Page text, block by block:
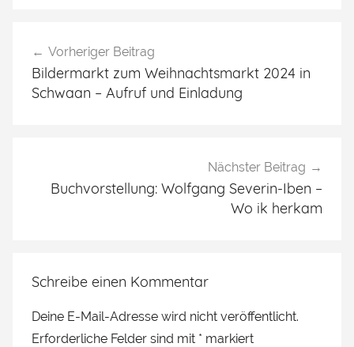
Vorheriger Beitrag
Bildermarkt zum Weihnachtsmarkt 2024 in
Schwaan – Aufruf und Einladung
Nächster Beitrag
Buchvorstellung: Wolfgang Severin-Iben –
Wo ik herkam
Schreibe einen Kommentar
Deine E-Mail-Adresse wird nicht veröffentlicht.
Erforderliche Felder sind mit * markiert